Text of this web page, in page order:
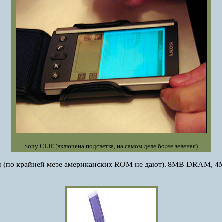
Sony CLIE (включена подсветка, на самом деле более зеленая)
крайней мере американских ROM не дают). 8MB DRAM,